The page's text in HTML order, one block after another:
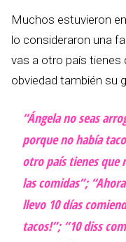
Muchos estuvieron
lo consideraron una
vas a otro país tienes
obviedad también su
“Ángela no seas
porque no había
otro país tienes que
las comidas”;
llevo 10 días
tacos!”; “10 diss